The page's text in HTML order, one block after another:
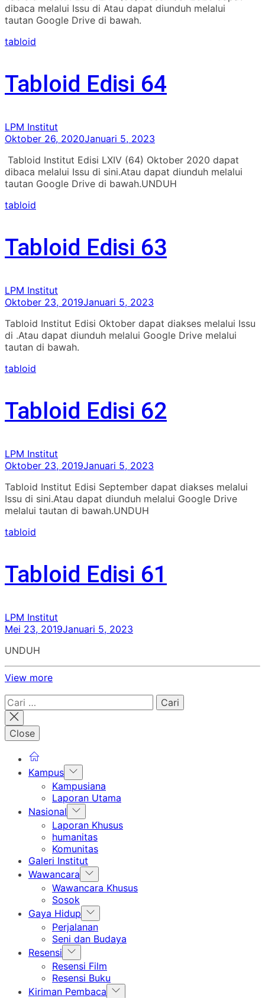
dibaca melalui Issu di Atau dapat diunduh melalui
tautan Google Drive di bawah.
tabloid
Tabloid Edisi 64
LPM Institut
Oktober 26, 2020Januari 5, 2023
Tabloid Institut Edisi LXIV (64) Oktober 2020 dapat
dibaca melalui Issu di sini.Atau dapat diunduh melalui
tautan Google Drive di bawah.UNDUH
tabloid
Tabloid Edisi 63
LPM Institut
Oktober 23, 2019Januari 5, 2023
Tabloid Institut Edisi Oktober dapat diakses melalui Issu
di .Atau dapat diunduh melalui Google Drive melalui
tautan di bawah.
tabloid
Tabloid Edisi 62
LPM Institut
Oktober 23, 2019Januari 5, 2023
Tabloid Institut Edisi September dapat diakses melalui
Issu di sini.Atau dapat diunduh melalui Google Drive
melalui tautan di bawah.UNDUH
tabloid
Tabloid Edisi 61
LPM Institut
Mei 23, 2019Januari 5, 2023
UNDUH
View more
Cari
untuk:
Close
Kampus Show
sub
menu
Kampusiana
Laporan Utama
Nasional Show
sub
menu
Laporan Khusus
humanitas
Komunitas
Galeri Institut
Wawancara Show
sub
Wawancara Khusus
Sosok
Gaya Hidup Show
sub
menu
Perjalanan
Seni dan Budaya
Resensi Show
sub
menu
Resensi Film
Resensi Buku
Kiriman Pembaca Show